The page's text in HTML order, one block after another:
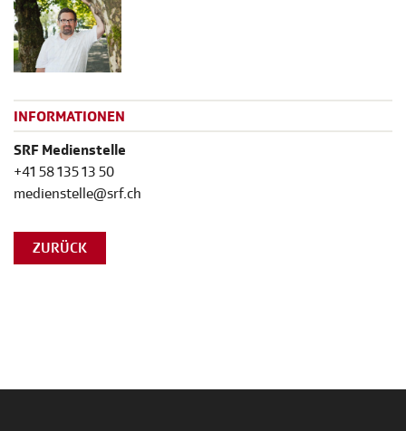
INFORMATIONEN
SRF Medienstelle
+41 58 135 13 50
medienstelle@srf.ch
ZURÜCK